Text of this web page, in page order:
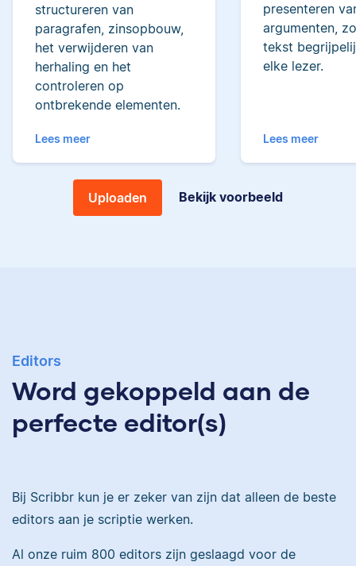
structureren van
paragrafen, zinsopbouw,
het verwijderen van
herhaling en het
controleren op
ontbrekende elementen.
Lees meer
presenteren
argumenten,
tekst
elke lezer.
Lees meer
Uploaden Bekijk voorbeeld
Editors
Word gekoppeld aan de
perfecte editor(s)
Bij Scribbr kun je er zeker van zijn dat alleen de beste
editors aan je scriptie werken.
Al onze ruim 800 editors zijn geslaagd voor de
Yves heeft een MSc in
Econometrie, is
heeft gewerkt als
wiskundebijlesleraar.
Eva is journalist en
bij Scribbr waar ze al
meer dan 2,5 miljoen
woorden heeft
Erica
gestudeerd, is docent
journalistiek en heeft
als Scribbr-editor al
meer dan 600
Ingrid
geredigeerd.